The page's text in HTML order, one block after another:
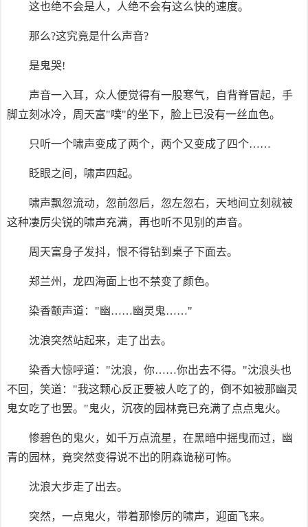
这也绝不会是人，人绝不会有这么快的速度。
那么?这究竟是什么声音?
是鬼哭!
声音一入耳，众人便觉得有一股寒气，自背脊冒起，手
脚立刻冰冷，周天富"噗"的坐下，脸上已没有一丝血色。
只听一个啸声变成了两个，两个又变成了四个……
眨眼之间，啸声四起。
啸声飘忽流动，忽前忽后，忽左忽右，天地间立刻就被
这种凄厉尖锐的啸声充满，再也听不见别的声音。
周天富身子发抖，恨不得钻到桌子下面去。
郑兰州，龙四海面上也不禁变了颜色。
染香颤声道："幽……幽灵鬼……"
沈浪突然站起来，走了出去。
染香大惊呼道："沈浪，你……你出去不得。"沈浪头也
不回，笑道："我这颗心反正要被人吃了的，倒不如被那幽灵
鬼女吃了也罢。"鬼火，沉夜的园林竟已充满了点点鬼火。
惨碧色的鬼火，如千万点流星，在黑暗中摇曳而过，幽
青的园林，竟突然变得说不出的阴森诡秘可怖。
沈浪大步走了出去。
突然，一点鬼火，带着那惨厉的啸声，迎面飞来。